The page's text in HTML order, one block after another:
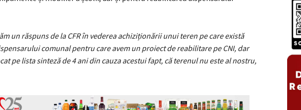
un răspuns de la CFR în vederea achiziționării unui teren pe care există
comunal pentru care avem un proiect de reabilitare pe CNI, dar
pe lista sinteză de 4 ani din cauza acestui fapt, că terenul nu este al nostru,